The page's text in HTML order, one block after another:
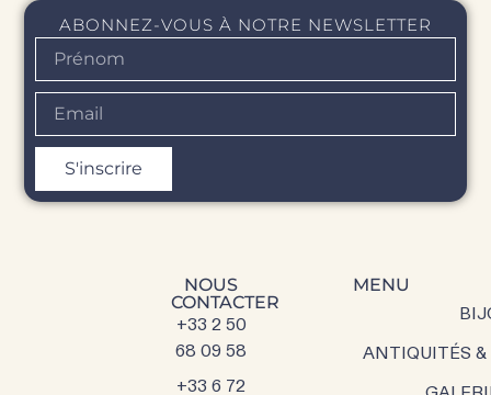
ABONNEZ-VOUS À NOTRE NEWSLETTER
S'inscrire
NOUS
CONTACTER
+33 2 50
68 09 58
+33 6 72
MENU
ANTIQUITÉS